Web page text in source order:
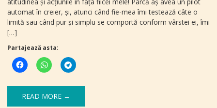
automat în creier, şi, atunci când fie-mea îmi testează câte o
limită sau când pur şi simplu se comportă conform vârstei ei, îmi
[…]
Partajează asta:
READ MORE →